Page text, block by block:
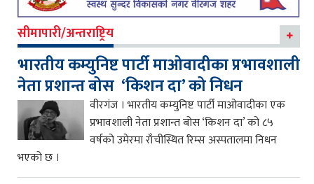
सीमापारी/अन्तराष्ट्रिय
भारतीय कम्युनिष्ट पार्टी माओवादीका प्रभावशाली
नेता प्रशान्त बोस ‘किशन दा’ को निधन
वीरगंज । भारतीय कम्युनिष्ट पार्टी माओवादीका एक
प्रभावशाली नेता प्रशान्त बोस ‘किशन दा’ को ८५
वर्षको उमेरमा राँचीस्थित रिम्स अस्पतालमा निधन
भएको छ ।